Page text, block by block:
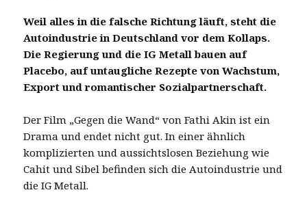
Weil alles in die falsche Richtung läuft, steht die
Autoindustrie in Deutschland vor dem Kollaps.
Die Regierung und die IG Metall bauen auf
Placebo, auf untaugliche Rezepte von Wachstum,
Export und romantischer Sozialpartnerschaft.
Der Film „Gegen die Wand“ von Fathi Akin ist ein
Drama und endet nicht gut. In einer ähnlich
komplizierten und aussichtslosen Beziehung wie
Cahit und Sibel befinden sich die Autoindustrie und
die IG Metall.